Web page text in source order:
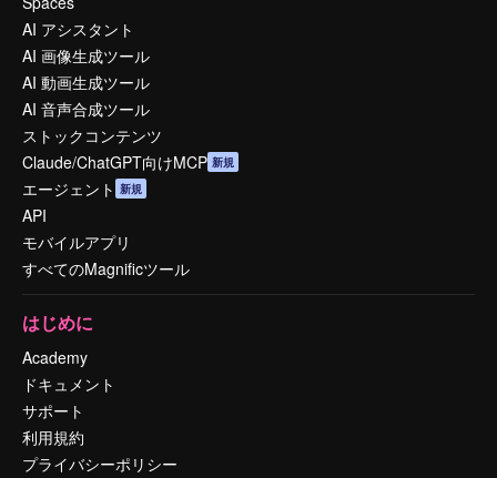
AI アシスタント
AI 画像生成ツール
AI 動画生成ツール
AI 音声合成ツール
ストックコンテンツ
Claude/ChatGPT向けMCP 新規
エージェント 新規
API
モバイルアプリ
すべてのMagnificツール
はじめに
Academy
ドキュメント
サポート
利用規約
プライバシーポリシー